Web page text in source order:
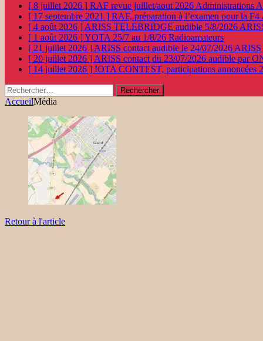
[ 8 juillet 2026 ] RAF revue juillet/aout 2026 Administrations
[ 17 septembre 2021 ] RAF, préparation à l’examen pour la F4
[ 4 août 2026 ] ARISS TELEBRIDGE audible 5/8/2026
[ 1 août 2026 ]YOTA 25/7 au 1/8/26 Radioamateurs
[ 21 juillet 2026 ] ARISS contact audible le 24/07/2026 ARISS
[ 20 juillet 2026 ] ARISS contact du 23/07/2026 audible par
[ 14 juillet 2026 ] IOTA CONTEST, participations annoncées
Rechercher :
AccueilMédia
Retour à l'article